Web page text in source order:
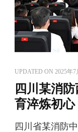
UPDATED ON 2025年7
四川某消
育淬炼初心
四川省某消防